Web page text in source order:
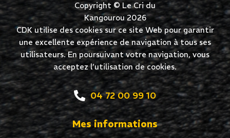
Copyright © Le Cri du
Kangourou 2026
CDK utilise des cookies sur ce site Web pour garantir
une excellente expérience de navigation à tous ses
utilisateurs. En poursuivant votre navigation, vous
acceptez l’utilisation de cookies.
04 72 00 99 10
Mes informations